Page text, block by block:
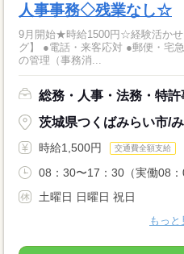
人事事務◇残業なし☆
9月開始★時給1500円☆経験活か
グ】 ●電話・来客応対 ●郵便・宅
の管理（事務消...
総務・人事・法務・特許
茨城県つくばみらい市/
時給1,500円 交通費全額支給
08：30〜17：30（実働08：
土曜日 日曜日 祝日
もっと